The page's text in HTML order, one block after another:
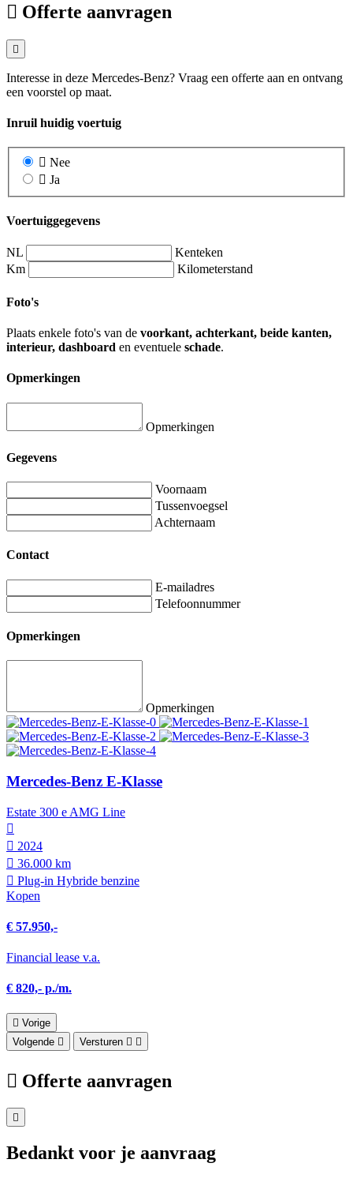
Offerte aanvragen
Interesse in deze Mercedes-Benz? Vraag een offerte aan en ontvang
een voorstel op maat.
Inruil huidig voertuig
Nee
Ja
Voertuiggegevens
NL
Kenteken
Km
Kilometerstand
Foto's
Plaats enkele foto's van de voorkant, achterkant, beide kanten,
interieur, dashboard en eventuele schade.
Opmerkingen
Opmerkingen
Gegevens
Voornaam
Tussenvoegsel
Achternaam
Contact
E-mailadres
Telefoonnummer
Opmerkingen
Opmerkingen
Mercedes-Benz E-Klasse
Estate 300 e AMG Line
2024
36.000 km
Plug-in Hybride benzine
Kopen
€ 57.950,-
Financial lease v.a.
€ 820,- p./m.
Vorige
Volgende
Versturen
Offerte aanvragen
Bedankt voor je aanvraag